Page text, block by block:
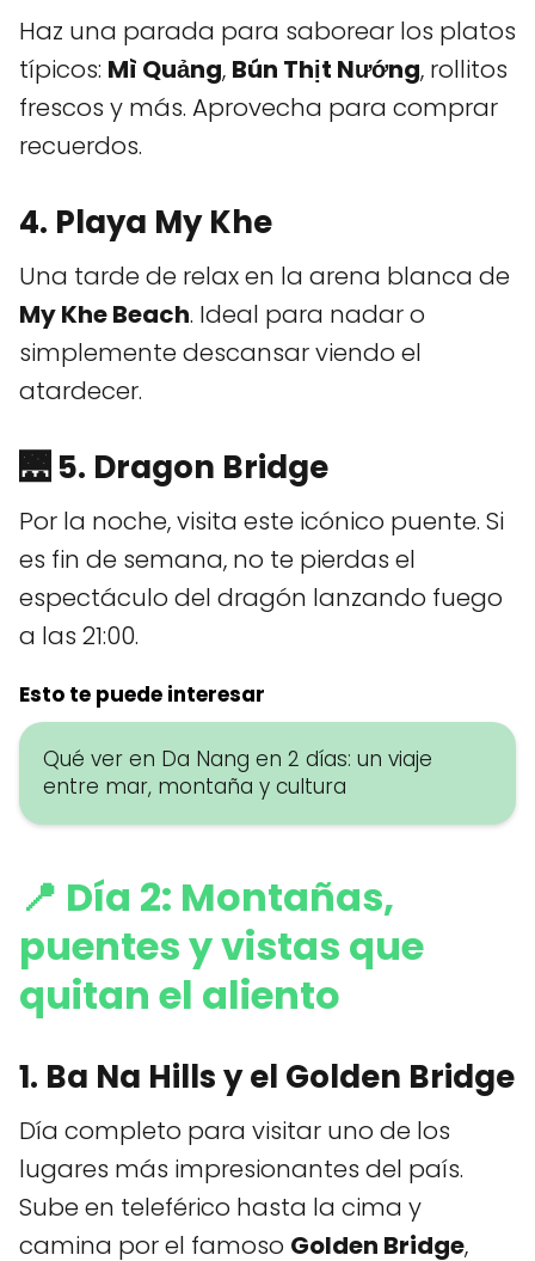
Haz una parada para saborear los platos
típicos: Mì Quảng, Bún Thịt Nướng, rollitos
frescos y más. Aprovecha para comprar
recuerdos.
4. Playa My Khe
Una tarde de relax en la arena blanca de
My Khe Beach. Ideal para nadar o
simplemente descansar viendo el
atardecer.
🌉 5. Dragon Bridge
Por la noche, visita este icónico puente. Si
es fin de semana, no te pierdas el
espectáculo del dragón lanzando fuego
a las 21:00.
Esto te puede interesar
Qué ver en Da Nang en 2 días: un viaje
entre mar, montaña y cultura
📍 Día 2: Montañas,
puentes y vistas que
quitan el aliento
1. Ba Na Hills y el Golden Bridge
Día completo para visitar uno de los
lugares más impresionantes del país.
Sube en teleférico hasta la cima y
camina por el famoso Golden Bridge,